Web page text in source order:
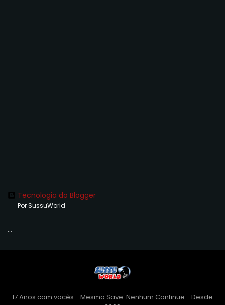
Tecnologia do Blogger
Por SussuWorld
...
17 Anos com vocês - Mesmo Save. Nenhum Continue - Desde